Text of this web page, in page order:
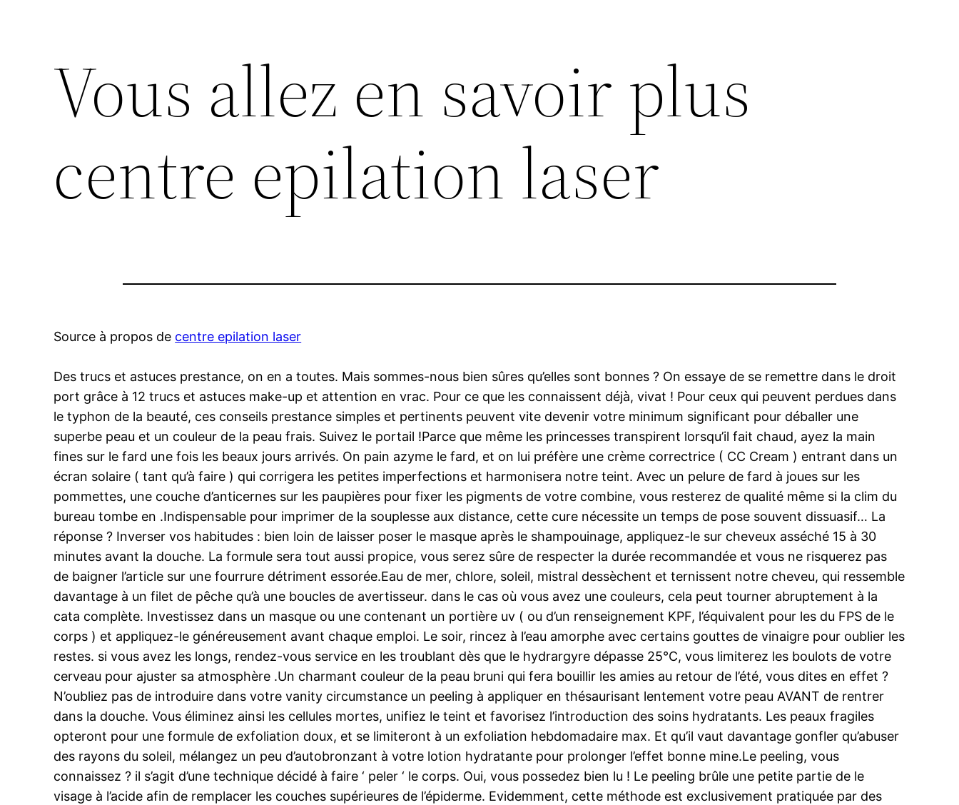
Vous allez en savoir plus
centre epilation laser
Source à propos de centre epilation laser
Des trucs et astuces prestance, on en a toutes. Mais sommes-nous bien sûres qu’elles sont bonnes ? On essaye de se remettre dans le droit
port grâce à 12 trucs et astuces make-up et attention en vrac. Pour ce que les connaissent déjà, vivat ! Pour ceux qui peuvent perdues dans
le typhon de la beauté, ces conseils prestance simples et pertinents peuvent vite devenir votre minimum significant pour déballer une
superbe peau et un couleur de la peau frais. Suivez le portail !Parce que même les princesses transpirent lorsqu’il fait chaud, ayez la main
fines sur le fard une fois les beaux jours arrivés. On pain azyme le fard, et on lui préfère une crème correctrice ( CC Cream ) entrant dans un
écran solaire ( tant qu’à faire ) qui corrigera les petites imperfections et harmonisera notre teint. Avec un pelure de fard à joues sur les
pommettes, une couche d’anticernes sur les paupières pour fixer les pigments de votre combine, vous resterez de qualité même si la clim du
bureau tombe en .Indispensable pour imprimer de la souplesse aux distance, cette cure nécessite un temps de pose souvent dissuasif… La
réponse ? Inverser vos habitudes : bien loin de laisser poser le masque après le shampouinage, appliquez-le sur cheveux asséché 15 à 30
minutes avant la douche. La formule sera tout aussi propice, vous serez sûre de respecter la durée recommandée et vous ne risquerez pas
de baigner l’article sur une fourrure détriment essorée.Eau de mer, chlore, soleil, mistral dessèchent et ternissent notre cheveu, qui ressemble
davantage à un filet de pêche qu’à une boucles de avertisseur. dans le cas où vous avez une couleurs, cela peut tourner abruptement à la
cata complète. Investissez dans un masque ou une contenant un portière uv ( ou d’un renseignement KPF, l’équivalent pour les du FPS de le
corps ) et appliquez-le généreusement avant chaque emploi. Le soir, rincez à l’eau amorphe avec certains gouttes de vinaigre pour oublier les
restes. si vous avez les longs, rendez-vous service en les troublant dès que le hydrargyre dépasse 25°C, vous limiterez les boulots de votre
cerveau pour ajuster sa atmosphère .Un charmant couleur de la peau bruni qui fera bouillir les amies au retour de l’été, vous dites en effet ?
N’oubliez pas de introduire dans votre vanity circumstance un peeling à appliquer en thésaurisant lentement votre peau AVANT de rentrer
dans la douche. Vous éliminez ainsi les cellules mortes, unifiez le teint et favorisez l’introduction des soins hydratants. Les peaux fragiles
opteront pour une formule de exfoliation doux, et se limiteront à un exfoliation hebdomadaire max. Et qu’il vaut davantage gonfler qu’abuser
des rayons du soleil, mélangez un peu d’autobronzant à votre lotion hydratante pour prolonger l’effet bonne mine.Le peeling, vous
connaissez ? il s’agit d’une technique décidé à faire ‘ peler ‘ le corps. Oui, vous possedez bien lu ! Le peeling brûle une petite partie de le
visage à l’acide afin de remplacer les couches supérieures de l’épiderme. Evidemment, cette méthode est exclusivement pratiquée par des